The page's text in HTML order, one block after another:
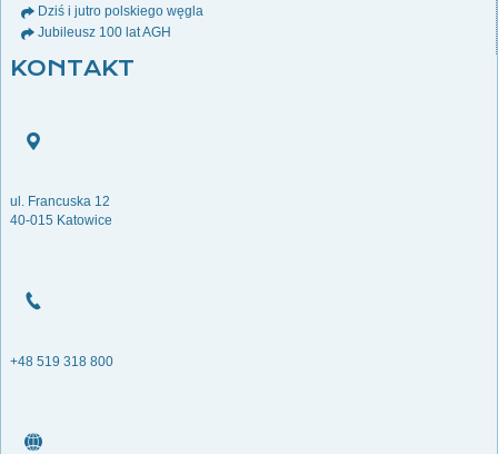
Dziś i jutro polskiego węgla
Jubileusz 100 lat AGH
KONTAKT
ul. Francuska 12
40-015 Katowice
+48 519 318 800